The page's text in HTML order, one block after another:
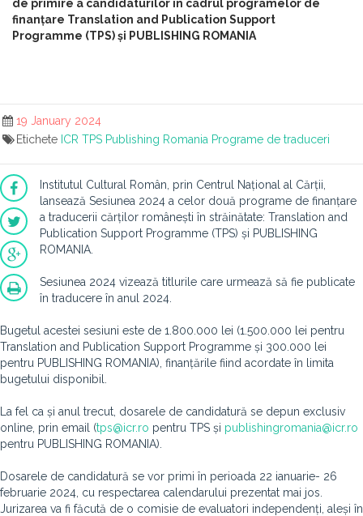
de primire a candidaturilor în cadrul programelor de
finanțare Translation and Publication Support
Programme (TPS) și PUBLISHING ROMANIA
19 January 2024
Etichete ICR TPS Publishing Romania Programe de traduceri
Institutul Cultural Român, prin Centrul Național al Cărții,
lansează Sesiunea 2024 a celor două programe de finanțare
a traducerii cărților românești în străinătate: Translation and
Publication Support Programme (TPS) și PUBLISHING
ROMANIA.
Sesiunea 2024 vizează titlurile care urmează să fie publicate
în traducere în anul 2024.
Bugetul acestei sesiuni este de 1.800.000 lei (1.500.000 lei pentru
Translation and Publication Support Programme și 300.000 lei
pentru PUBLISHING ROMANIA), finanțările fiind acordate în limita
bugetului disponibil.
La fel ca și anul trecut, dosarele de candidatură se depun exclusiv
online, prin email (tps@icr.ro pentru TPS și publishingromania@icr.ro
pentru PUBLISHING ROMANIA).
Dosarele de candidatură se vor primi în perioada 22 ianuarie- 26
februarie 2024, cu respectarea calendarului prezentat mai jos.
Jurizarea va fi făcută de o comisie de evaluatori independenți, aleși în